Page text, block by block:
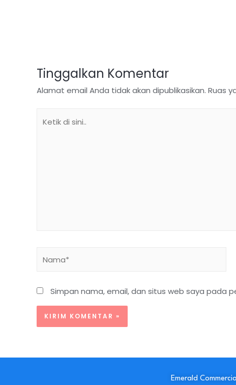
Tinggalkan Komentar
Alamat email Anda tidak akan dipublikasikan. Ruas
Simpan nama, email, dan situs web saya pada
Emerald